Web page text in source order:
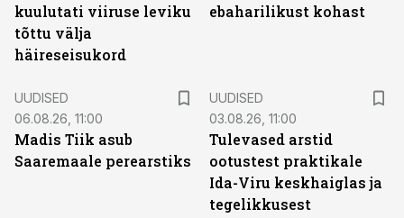
kuulutati viiruse leviku
tõttu välja
häireseisukord
ebaharilikust kohast
UUDISED
06.08.26, 11:00
Madis Tiik asub
Saaremaale perearstiks
UUDISED
03.08.26, 11:00
Tulevased arstid
ootustest praktikale
Ida-Viru keskhaiglas ja
tegelikkusest